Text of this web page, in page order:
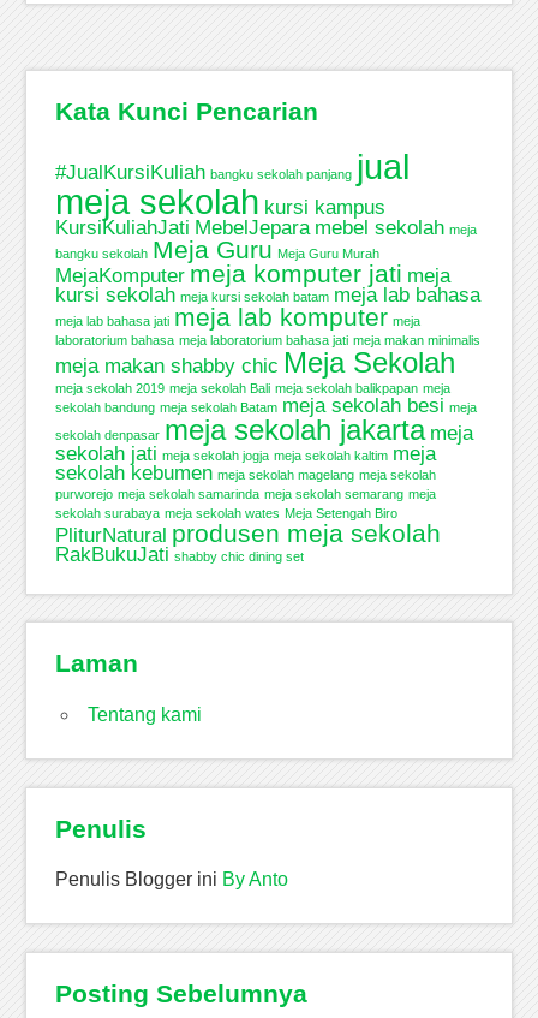
Kata Kunci Pencarian
#JualKursiKuliah bangku sekolah panjang jual
meja sekolah kursi kampus
KursiKuliahJati MebelJepara mebel sekolah meja
bangku sekolah Meja Guru Meja Guru Murah
MejaKomputer meja komputer jati meja
kursi sekolah meja kursi sekolah batam meja lab bahasa
meja lab bahasa jati meja lab komputer meja
laboratorium bahasa meja laboratorium bahasa jati meja makan minimalis
meja makan shabby chic Meja Sekolah
meja sekolah 2019 meja sekolah Bali meja sekolah balikpapan meja
sekolah bandung meja sekolah Batam meja sekolah besi meja
sekolah denpasar meja sekolah jakarta meja
sekolah jati meja sekolah jogja meja sekolah kaltim meja
sekolah kebumen meja sekolah magelang meja sekolah
purworejo meja sekolah samarinda meja sekolah semarang meja
sekolah surabaya meja sekolah wates Meja Setengah Biro
PliturNatural produsen meja sekolah
RakBukuJati shabby chic dining set
Laman
Tentang kami
Penulis
Penulis Blogger ini By Anto
Posting Sebelumnya